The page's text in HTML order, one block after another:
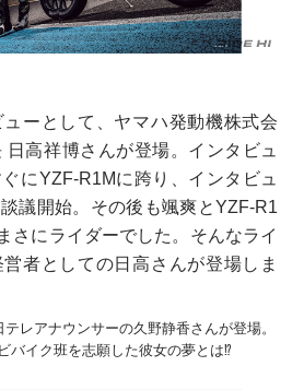
ーとして、ヤマハ発動機株式会
高祥博さんが登場。インタビュ
にYZF-R1Mに跨り、インタビュ
議開始。その後も颯爽とYZF-R1
さにライダーでした。そんなライ
者としての日高さんが登場しま
レアナウンサーの久野静香さんが登場。
バイク班を志願した彼女の夢とは⁉︎